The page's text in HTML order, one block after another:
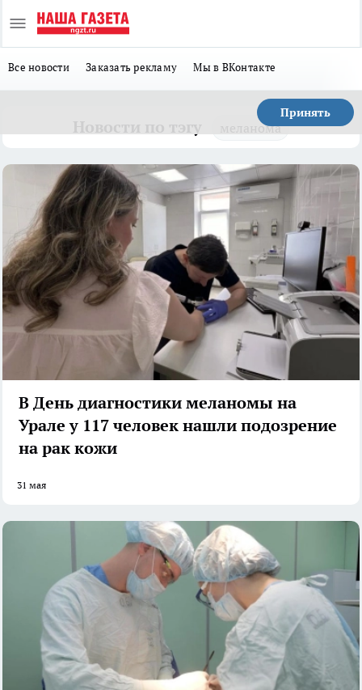
Все новости Заказать рекламу Мы в ВКонтакте
Принять
меланома
В День диагностики меланомы на
Урале у 117 человек нашли подозрение
на рак кожи
31 мая